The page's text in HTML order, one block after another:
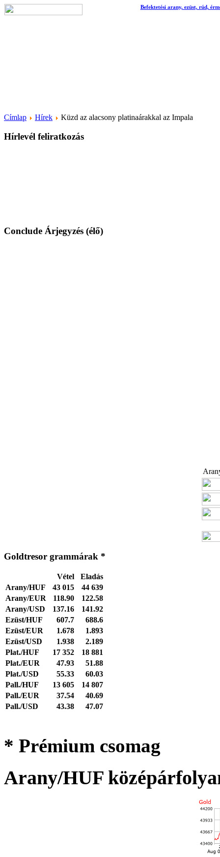
Befektetési arany, ezüst, rúd,
Címlap Hírek Küzd az alacsony platinaárakkal az Impala
Hírlevél feliratkozás
Conclude Árjegyzés (élő)
Goldtresor grammárak *
Vétel
Eladás
Arany/HUF
43 015
44 639
Arany/EUR
118.90
122.58
Arany/USD
137.16
141.92
Ezüst/HUF
607.7
688.6
Ezüst/EUR
1.678
1.893
Ezüst/USD
1.938
2.189
Plat./HUF
17 352
18 881
Plat./EUR
47.93
51.88
Plat./USD
55.33
60.03
Pall./HUF
13 605
14 807
Pall./EUR
37.54
40.69
Pall./USD
43.38 47.07
* Prémium csomag
Arany/HUF